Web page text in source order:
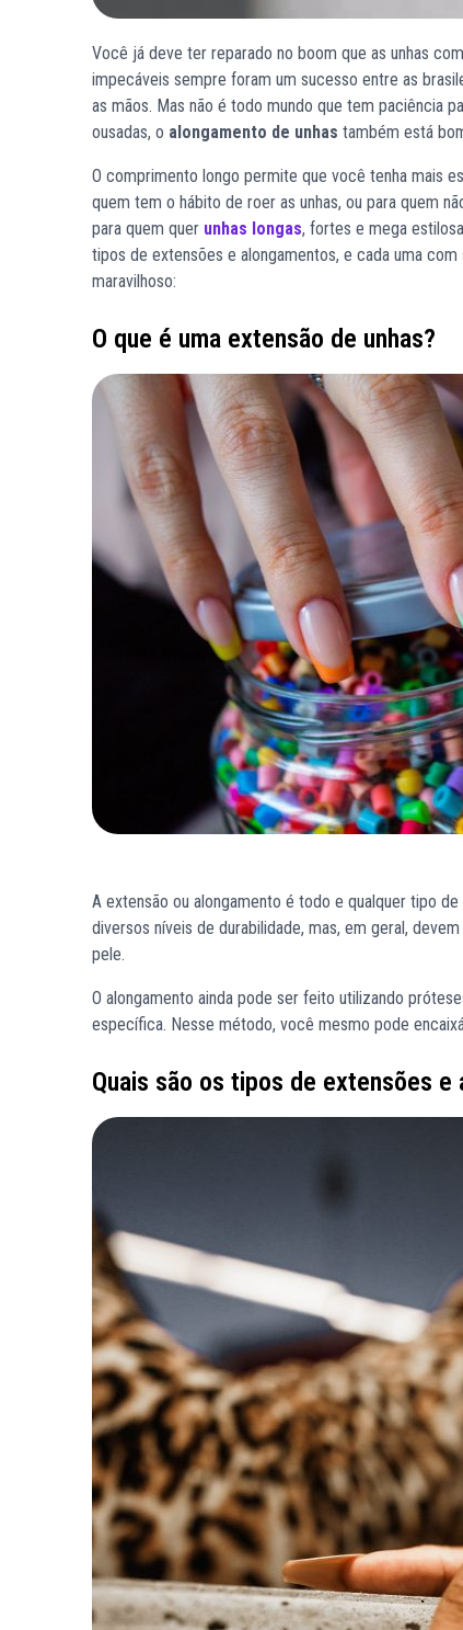
Você já deve ter reparado no boom que as unhas
impecáveis sempre foram um sucesso entre as
as mãos. Mas não é todo mundo que tem paciência
ousadas, o alongamento de unhas também está
O comprimento longo permite que você tenha mais
quem tem o hábito de roer as unhas, ou para quem
para quem quer unhas longas, fortes e mega
tipos de extensões e alongamentos, e cada uma
maravilhoso:
O que é uma extensão de unhas?
A extensão ou alongamento é todo e qualquer tipo
diversos níveis de durabilidade, mas, em geral,
pele.
O alongamento ainda pode ser feito utilizando
específica. Nesse método, você mesmo pode
Quais são os tipos de extensões e